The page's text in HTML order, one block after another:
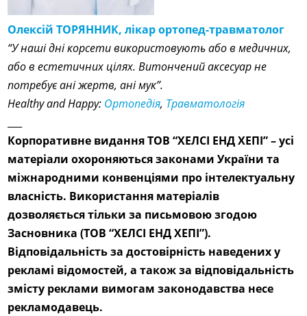
Олексій ТОРЯННИК, лікар ортопед-травматолог
“У наші дні корсети використовують або в медичних,
або в естетичних цілях. Витончений аксесуар не
потребує ані жертв, ані мук”.
Healthy and Happy: Ортопедія, Травматологія
Корпоративне видання ТОВ “ХЕЛСІ ЕНД ХЕПІ” – усі
матеріали охороняються законами України та
міжнародними конвенціями про інтелектуальну
власність. Використання матеріалів
дозволяється тільки за письмовою згодою
Засновника (ТОВ “ХЕЛСІ ЕНД ХЕПІ”).
Відповідальність за достовірність наведених у
рекламі відомостей, а також за відповідальність
змісту реклами вимогам законодавства несе
рекламодавець.